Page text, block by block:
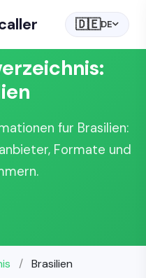
🇩🇪DE
fur Brasilien:
Formate und
/ Brasilien